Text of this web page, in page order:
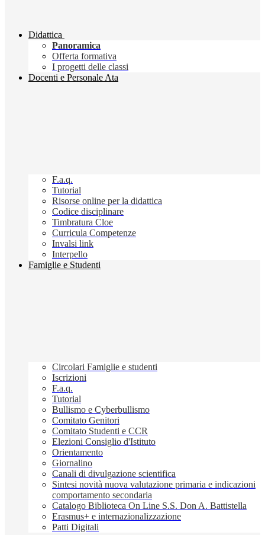
Didattica
Panoramica
Offerta formativa
I progetti delle classi
Docenti e Personale Ata
F.a.q.
Tutorial
Risorse online per la didattica
Codice disciplinare
Timbratura Cloe
Curricula Competenze
Invalsi link
Interpello
Famiglie e Studenti
Circolari Famiglie e studenti
Iscrizioni
F.a.q.
Tutorial
Bullismo e Cyberbullismo
Comitato Genitori
Comitato Studenti e CCR
Elezioni Consiglio d'Istituto
Orientamento
Giornalino
Canali di divulgazione scientifica
Sintesi novità nuova valutazione primaria e indicazioni
comportamento secondaria
Catalogo Biblioteca On Line S.S. Don A. Battistella
Erasmus+ e internazionalizzazione
Patti Digitali